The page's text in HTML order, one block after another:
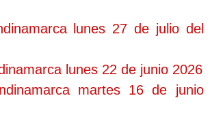
lunes 27 de julio del
lunes 22 de junio 2026
martes 16 de junio